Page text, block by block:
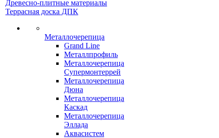
Древесно-плитные материалы
Террасная доска ДПК
Металлочерепица
Grand Line
Металлпрофиль
Металлочерепица
Супермонтеррей
Металлочерепица
Дюна
Металлочерепица
Каскад
Металлочерепица
Эллада
Аквасистем